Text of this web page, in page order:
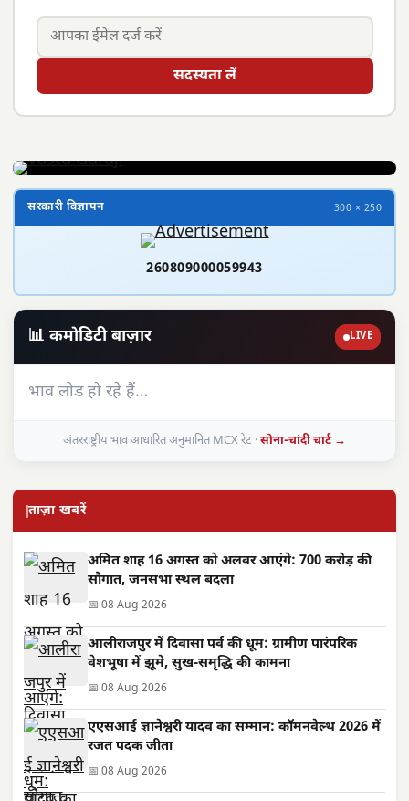
सदस्यता लें
सरकारी विज्ञापन 300 × 250
260809000059943
📊 कमोडिटी बाज़ार LIVE
भाव लोड हो रहे हैं…
अंतरराष्ट्रीय भाव आधारित अनुमानित MCX रेट ·सोना-चांदी चार्ट →
ताज़ा खबरें
अमित शाह 16 अगस्त को अलवर आएंगे: 700 करोड़ की
सौगात, जनसभा स्थल बदला
📅 08 Aug 2026
आलीराजपुर में दिवासा पर्व की धूम: ग्रामीण पारंपरिक
वेशभूषा में झूमे, सुख-समृद्धि की कामना
📅 08 Aug 2026
एएसआई ज्ञानेश्वरी यादव का सम्मान: कॉमनवेल्थ 2026 में
रजत पदक जीता
📅 08 Aug 2026